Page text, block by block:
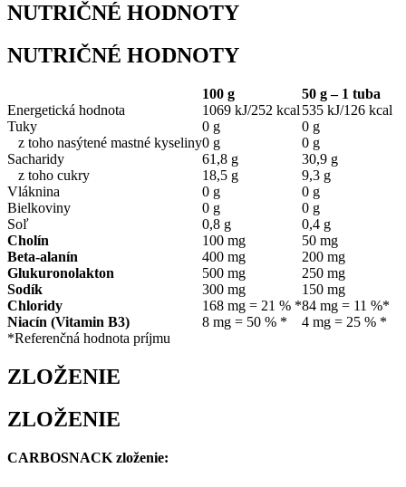
NUTRIČNÉ HODNOTY
NUTRIČNÉ HODNOTY
100 g
50 g – 1 tuba
Energetická hodnota
1069 kJ/252 kcal 535 kJ/126 kcal
Tuky
0 g
0 g
z toho nasýtené mastné kyseliny0 g
0 g
Sacharidy
61,8 g
30,9 g
z toho cukry
18,5 g
9,3 g
Vláknina
0 g
0 g
Bielkoviny
0 g
0 g
Soľ
0,8 g
0,4 g
Cholín
100 mg
50 mg
Beta-alanín
400 mg
200 mg
Glukuronolakton
500 mg
250 mg
Sodík
300 mg
150 mg
Chloridy
168 mg = 21 % *84 mg = 11 %*
Niacín (Vitamin B3)
8 mg = 50 % *
4 mg = 25 % *
*Referenčná hodnota príjmu
ZLOŽENIE
ZLOŽENIE
CARBOSNACK zloženie: